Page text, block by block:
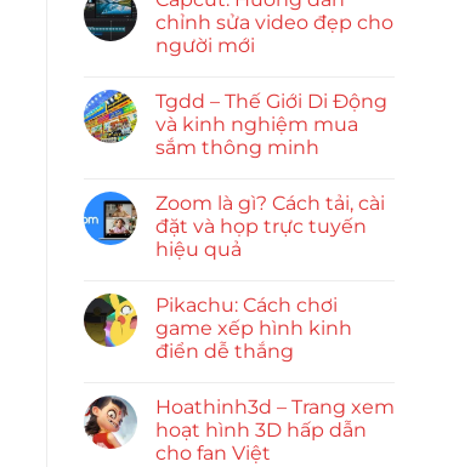
chỉnh sửa video đẹp cho
người mới
Tgdd – Thế Giới Di Động
và kinh nghiệm mua
sắm thông minh
Zoom là gì? Cách tải, cài
đặt và họp trực tuyến
hiệu quả
Pikachu: Cách chơi
game xếp hình kinh
điển dễ thắng
Hoathinh3d – Trang xem
hoạt hình 3D hấp dẫn
cho fan Việt